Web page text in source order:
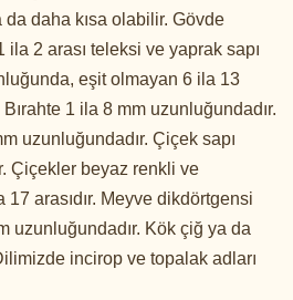
daha kısa olabilir. Gövde
ila 2 arası teleksi ve yaprak sapı
eşit olmayan 6 ila 13
1 ila 8 mm uzunluğundadır.
uzunluğundadır. Çiçek sapı
Çiçekler beyaz renkli ve
arasıdır. Meyve dikdörtgensi
uzunluğundadır. Kök çiğ ya da
incirop ve topalak adları